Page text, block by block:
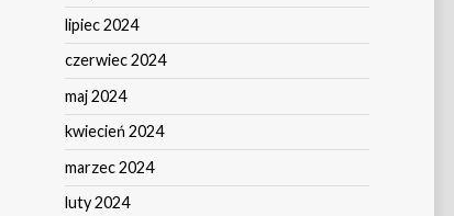
lipiec 2024
czerwiec 2024
maj 2024
kwiecień 2024
marzec 2024
luty 2024